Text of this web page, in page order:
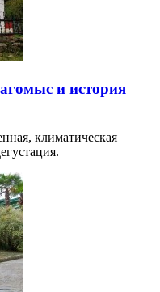
и история
климатическая